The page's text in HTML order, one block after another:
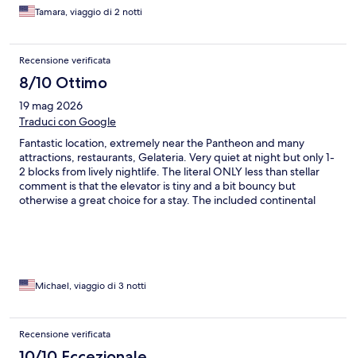
Tamara, viaggio di 2 notti
Recensione verificata
8/10 Ottimo
19 mag 2026
Traduci con Google
Fantastic location, extremely near the Pantheon and many
attractions, restaurants, Gelateria. Very quiet at night but only 1-
2 blocks from lively nightlife. The literal ONLY less than stellar
comment is that the elevator is tiny and a bit bouncy but
otherwise a great choice for a stay. The included continental
Michael, viaggio di 3 notti
Recensione verificata